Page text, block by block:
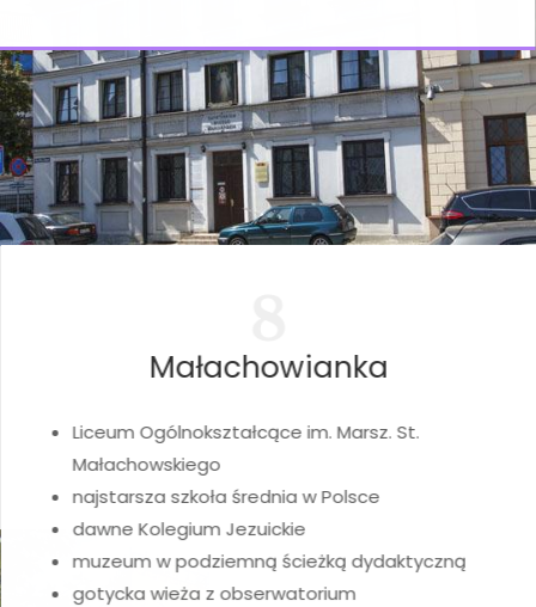
Małachowianka
Liceum Ogólnokształcące im. Marsz. St.
Małachowskiego
najstarsza szkoła średnia w Polsce
dawne Kolegium Jezuickie
muzeum w podziemną ścieżką dydaktyczną
gotycka wieża z obserwatorium